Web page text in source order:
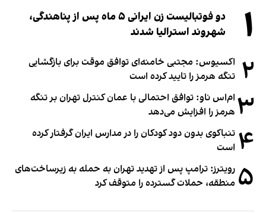
۱
دو فوتبالیست زن ایرانی ۵ ماه پس از پناهندگی،
شهروند استرالیا شدند
۲ اکسیوس: مجتبی خامنه‌ای توافق موقت برای بازگشایی
تنگه هرمز را تایید کرده است
۳ ام‌اس ناو: توافق احتمالی با عمان کنترل تهران بر تنگه
هرمز را افزایش می‌دهد
۴ تنباکوی بدون دود کودکان را در مدارس ایران گرفتار کرده
است
۵ رویترز: ترامپ پس از تهدید تهران به حمله به زیرساخت‌های
منطقه، حملات گسترده را متوقف کرد